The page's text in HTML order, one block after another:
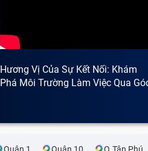
Hương Vị Của Sự Kết Nối: Khám
Phá Môi Trường Làm Việc Qua
Quận 1 Quận 10 Q.Tân Phú